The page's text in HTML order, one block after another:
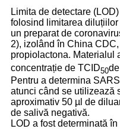
Limita de detectare
folosind limitarea
un preparat de
2), izolând în China
propiolactona. Materialul
concentrație de TCID50
Pentru a determina
atunci când se utilizează
aproximativ 50 µl de
de salivă negativă.
LOD a fost determinată în